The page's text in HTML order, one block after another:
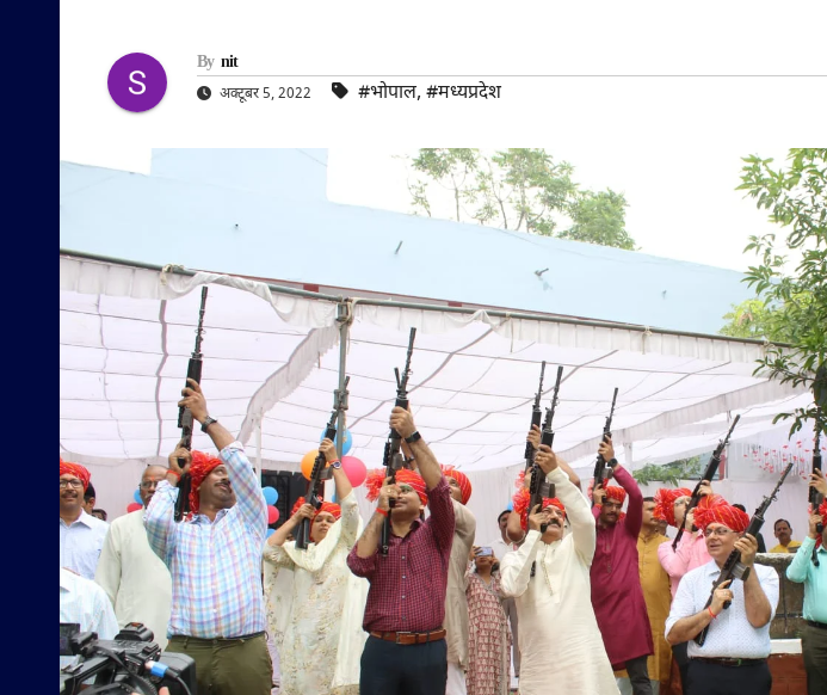
By nit
अक्टूबर 5, 2022 #भोपाल, #मध्यप्रदेश